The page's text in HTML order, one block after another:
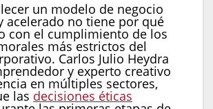
un modelo de negocio
acelerado no tiene por qué
con el cumplimiento de los
más estrictos del
Carlos Julio Heydra
y experto creativo
en múltiples sectores,
las decisiones éticas